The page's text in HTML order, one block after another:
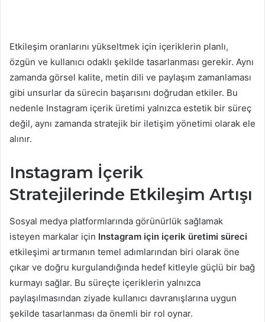
Etkileşim oranlarını yükseltmek için içeriklerin planlı,
özgün ve kullanıcı odaklı şekilde tasarlanması gerekir. Aynı
zamanda görsel kalite, metin dili ve paylaşım zamanlaması
gibi unsurlar da sürecin başarısını doğrudan etkiler. Bu
nedenle Instagram içerik üretimi yalnızca estetik bir süreç
değil, aynı zamanda stratejik bir iletişim yönetimi olarak ele
alınır.
Instagram İçerik
Stratejilerinde Etkileşim Artışı
Sosyal medya platformlarında görünürlük sağlamak
isteyen markalar için Instagram için içerik üretimi süreci
etkileşimi artırmanın temel adımlarından biri olarak öne
çıkar ve doğru kurgulandığında hedef kitleyle güçlü bir bağ
kurmayı sağlar. Bu süreçte içeriklerin yalnızca
paylaşılmasından ziyade kullanıcı davranışlarına uygun
şekilde tasarlanması da önemli bir rol oynar.